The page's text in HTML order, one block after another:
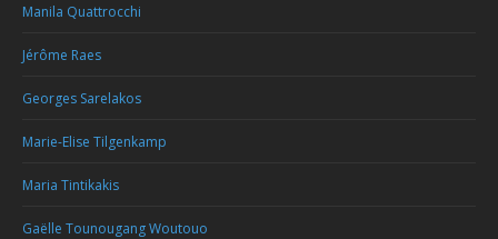
Manila Quattrocchi
Jérôme Raes
Georges Sarelakos
Marie-Elise Tilgenkamp
Maria Tintikakis
Gaëlle Tounougang Woutouo